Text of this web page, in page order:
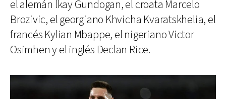
el alemán lkay Gundogan, el croata Marcelo
Brozivic, el georgiano Khvicha Kvaratskhelia, el
francés Kylian Mbappe, el nigeriano Victor
Osimhen y el inglés Declan Rice.